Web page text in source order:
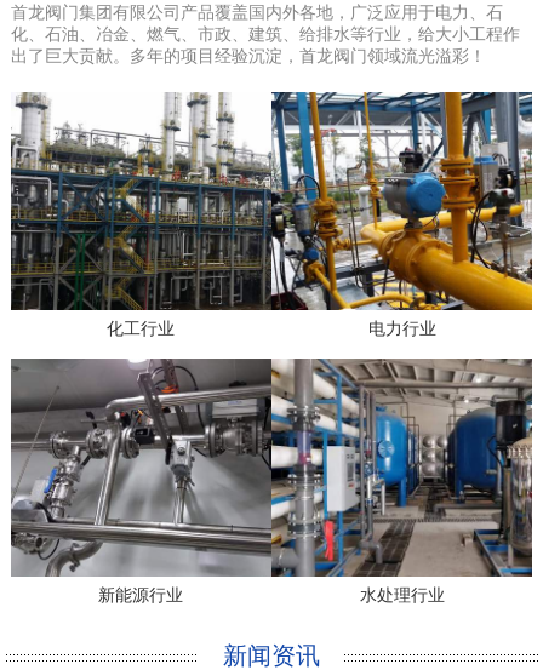
首龙阀门集团有限公司产品覆盖国内外各地，广泛应用于电力、石
化、石油、冶金、燃气、市政、建筑、给排水等行业，给大小工程作
出了巨大贡献。多年的项目经验沉淀，首龙阀门领域流光溢彩！
化工行业 电力行业
新能源行业 水处理行业
新闻资讯